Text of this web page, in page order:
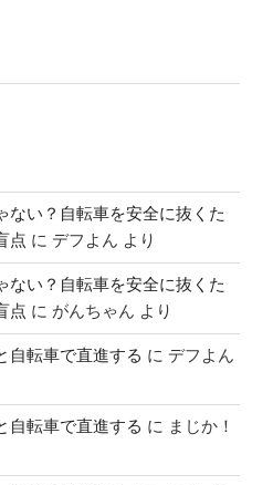
ない？自転車を安全に抜くた
点 に デフよん より
ない？自転車を安全に抜くた
点 に がんちゃん より
自転車で直進する に デフよん
自転車で直進する に まじか！